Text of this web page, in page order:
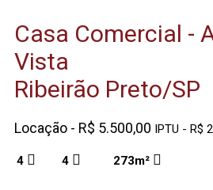
Casa Comercial -
Vista
Ribeirão Preto/SP
Locação - R$ 5.500,00 IPTU - R$
4 4 273m²